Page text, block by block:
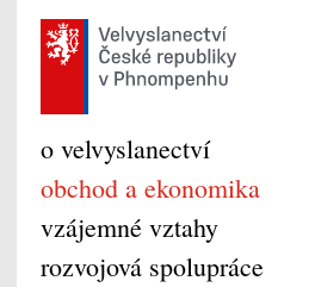
o velvyslanectví
obchod a ekonomika
vzájemné vztahy
rozvojová spolupráce